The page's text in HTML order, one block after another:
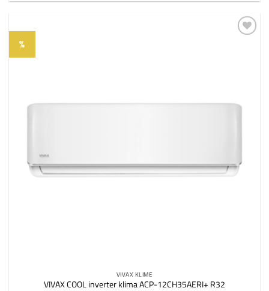
%
VIVAX KLIME
VIVAX COOL inverter klima ACP-12CH35AERI+ R32